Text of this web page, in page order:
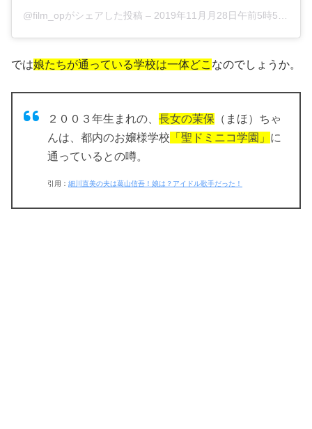
@film_opがシェアした投稿 – 2019年11月月28日午前5時52分PST
では娘たちが通っている学校は一体どこ なのでしょうか。
２００３年生まれの、 長女の茉保 （まほ）ちゃ
んは、都内のお嬢様学校 「聖ドミニコ学園」 に
通っているとの噂。
引用： 細川直美の夫は葛山信吾！娘は？アイドル歌手だった！